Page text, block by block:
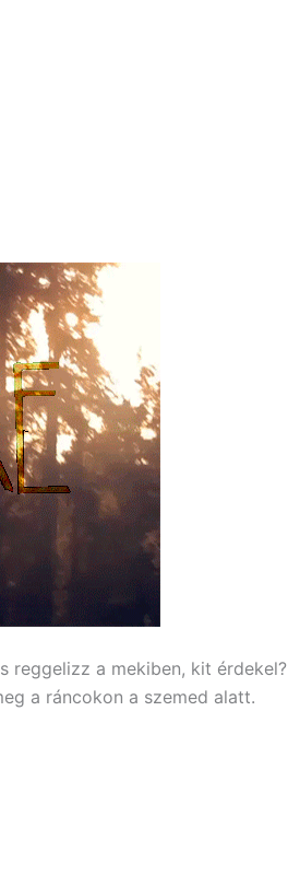
reggelizz a mekiben, kit érdekel?
a ráncokon a szemed alatt.